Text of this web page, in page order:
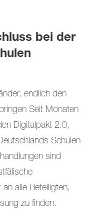
bei der
endlich den
Seit Monaten
Digitalpakt 2.0,
Schulen
sind
an alle Beteiligten,
zu finden.